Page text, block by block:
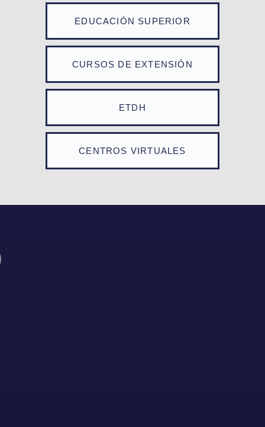
EDUCACIÓN SUPERIOR
CURSOS DE EXTENSIÓN
ETDH
CENTROS VIRTUALES